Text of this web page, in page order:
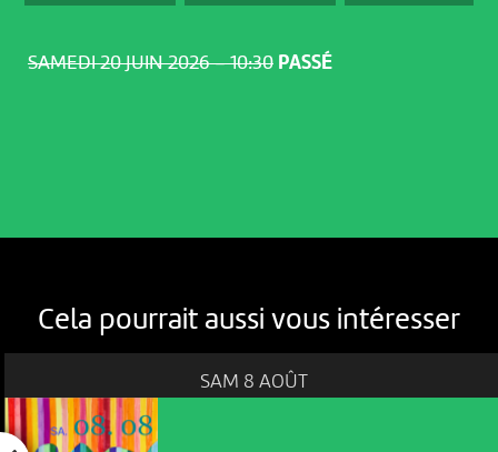
SAMEDI 20 JUIN 2026 – 10:30 PASSÉ
Cela pourrait aussi vous intéresser
SAM 8 AOÛT